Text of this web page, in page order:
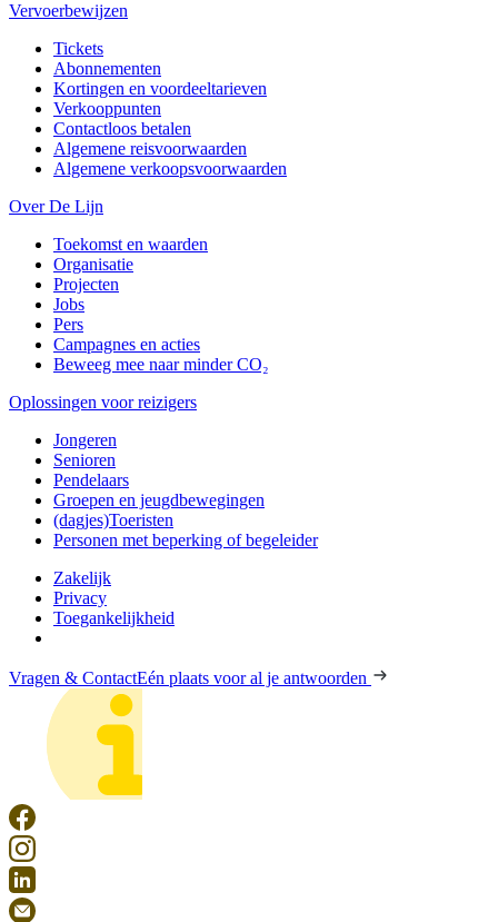
Vervoerbewijzen
Tickets
Abonnementen
Kortingen en voordeeltarieven
Verkooppunten
Contactloos betalen
Algemene reisvoorwaarden
Algemene verkoopsvoorwaarden
Over De Lijn
Toekomst en waarden
Organisatie
Projecten
Jobs
Pers
Campagnes en acties
Beweeg mee naar minder CO₂
Oplossingen voor reizigers
Jongeren
Senioren
Pendelaars
Groepen en jeugdbewegingen
(dagjes)Toeristen
Personen met beperking of begeleider
Zakelijk
Privacy
Toegankelijkheid
Vragen & ContactEén plaats voor al je antwoorden